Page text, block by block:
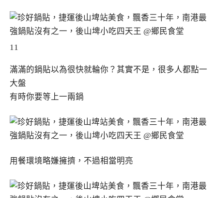
11
滿滿的鍋貼以為很快就輪你？其實不是，很多人都點一
大盤
有時你要等上一兩鍋
用餐環境略嫌擁擠，不過相當明亮